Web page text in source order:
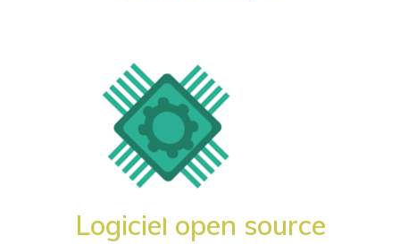
Logiciel open source